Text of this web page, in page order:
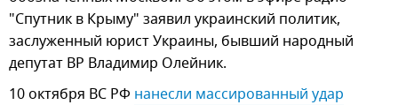
"Спутник в Крыму" заявил украинский политик,
заслуженный юрист Украины, бывший народный
депутат ВР Владимир Олейник.
10 октября ВС РФ нанесли массированный удар